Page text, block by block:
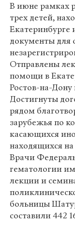
В июне рамках
трех детей,
Екатеринбурге
документы для
Отправлены
помощи в
Ростов-на-Дону
Достигнуты
рядом
зарубежья по
касающихся
находящихся
Врачи
гематологии
лекции и
больницы
составили 442